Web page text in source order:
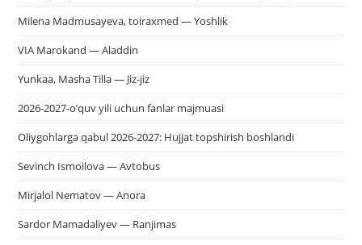
Milena Madmusayeva, toiraxmed — Yoshlik
VIA Marokand — Aladdin
Yunkaa, Masha Tilla — Jiz-jiz
2026-2027-o’quv yili uchun fanlar majmuasi
Oliygohlarga qabul 2026-2027: Hujjat topshirish boshlandi
Sevinch Ismoilova — Avtobus
Mirjalol Nematov — Anora
Sardor Mamadaliyev — Ranjimas